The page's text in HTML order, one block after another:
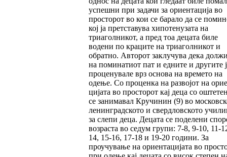
успеш­ни при задачи за ориентација во
просторот во кои се барало да се
кој ја претста­вува хипотенузата на
триаголникот, а пред тоа децата биле
водени по краците на триаголникот и
обратно. Авторот заклучува де­ка
на поминатиот пат и едните и другите
проценувале врз основа на времето на
одење. Со проценка на развојот на
ци­јата во прос­торот кај деца со
се занимавал Кручинин (9) во
ленин­град­ското и свердловското
за слепи деца. Децата се поделени
возраста во седум групи: 7-8, 9-10, 11-
14, 15-16, 17-18 и 19-20 години. За
проучување на ориентацијата во